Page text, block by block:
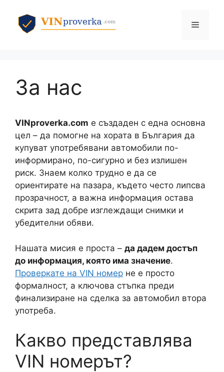
съдържанието
Меню
За нас
VINproverka.com е създаден с една основна
цел – да помогне на хората в България да
купуват употребявани автомобили по-
информирано, по-сигурно и без излишен
риск. Знаем колко трудно е да се
ориентирате на пазара, където често липсва
прозрачност, а важна информация остава
скрита зад добре изглеждащи снимки и
убедителни обяви.
Нашата мисия е проста – да дадем достъп
до информация, която има значение.
Проверкате на VIN номер не е просто
формалност, а ключова стъпка преди
финализиране на сделка за автомобил втора
употреба.
Какво представлява
VIN номерът?